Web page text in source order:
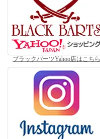
ブラックバーツYahoo店はこちら